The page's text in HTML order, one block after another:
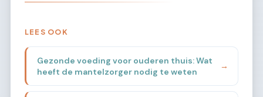
LEES OOK
Gezonde voeding voor ouderen thuis: Wat
heeft de mantelzorger nodig te weten
→